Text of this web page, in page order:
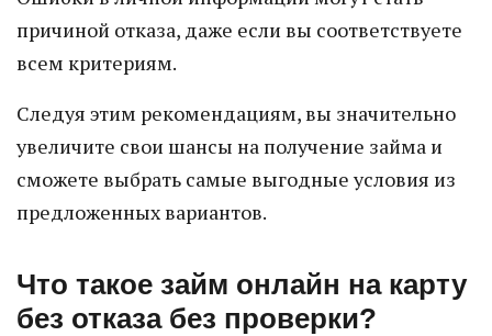
причиной отказа, даже если вы соответствуете
всем критериям.
Следуя этим рекомендациям, вы значительно
увеличите свои шансы на получение займа и
сможете выбрать самые выгодные условия из
предложенных вариантов.
Что такое займ онлайн на карту
без отказа без проверки?